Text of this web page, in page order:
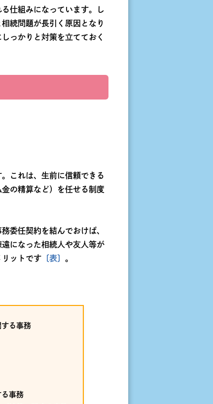
仕組みになっています。し
続問題が長引く原因となり
っかりと対策を立てておく
これは、生前に信頼できる
の精算など）を任せる制度
委任契約を結んでおけば、
になった相続人や友人等が
ットです 〔表〕 。
る事務
事務